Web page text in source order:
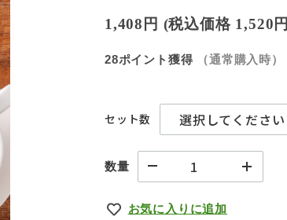
1,408円 (税込価格 1,520円
28ポイント獲得 （通常購入時）
セット数
数量
お気に入りに追加